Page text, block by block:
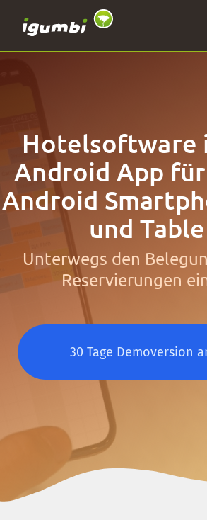
Hotelsoftware
Android App
Android
und
Unterwegs den
Reservierungen
30 Tage Demoversion